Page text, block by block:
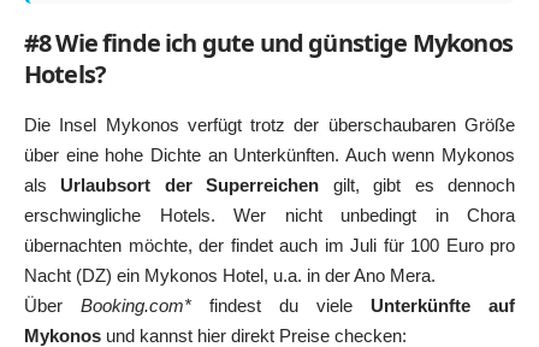
#8 Wie finde ich gute und günstige Mykonos
Hotels?
Die Insel Mykonos verfügt trotz der überschaubaren Größe
über eine hohe Dichte an Unterkünften. Auch wenn Mykonos
als Urlaubsort der Superreichen gilt, gibt es dennoch
erschwingliche Hotels. Wer nicht unbedingt in Chora
übernachten möchte, der findet auch im Juli für 100 Euro pro
Nacht (DZ) ein Mykonos Hotel, u.a. in der Ano Mera.
Über Booking.com* findest du viele Unterkünfte auf
Mykonos und kannst hier direkt Preise checken: